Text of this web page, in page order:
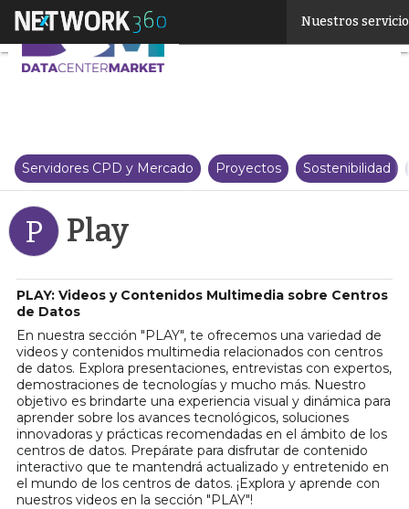
Nuestros
Servidores CPD y Mercado Proyectos Sostenibilidad
P Play
PLAY: Videos y Contenidos Multimedia sobre Centros
de Datos
En nuestra sección "PLAY", te ofrecemos una variedad de
videos y contenidos multimedia relacionados con centros
de datos. Explora presentaciones, entrevistas con expertos,
demostraciones de tecnologías y mucho más. Nuestro
objetivo es brindarte una experiencia visual y dinámica para
aprender sobre los avances tecnológicos, soluciones
innovadoras y prácticas recomendadas en el ámbito de los
centros de datos. Prepárate para disfrutar de contenido
interactivo que te mantendrá actualizado y entretenido en
el mundo de los centros de datos. ¡Explora y aprende con
nuestros videos en la sección "PLAY"!